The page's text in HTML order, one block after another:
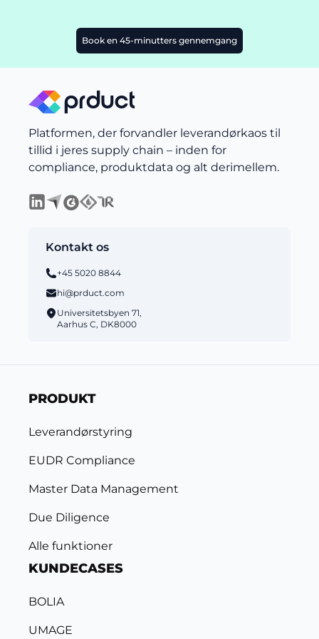
Book en 45-minutters gennemgang
Platformen, der forvandler leverandørkaos til
tillid i jeres supply chain – inden for
compliance, produktdata og alt derimellem.
Kontakt os
+45 5020 8844
hi@prduct.com
Universitetsbyen 71,
Aarhus C, DK8000
PRODUKT
Leverandørstyring
EUDR Compliance
Master Data Management
Due Diligence
Alle funktioner
KUNDECASES
BOLIA
UMAGE